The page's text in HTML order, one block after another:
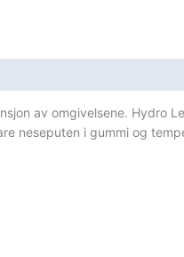
av omgivelsene. Hydro
neseputen i gummi og